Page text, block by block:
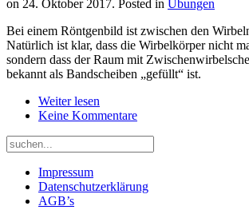
on 24. Oktober 2017. Posted in Übungen
Bei einem Röntgenbild ist zwischen den
Natürlich ist klar, dass die Wirbelkörper nicht
sondern dass der Raum mit
bekannt als Bandscheiben „gefüllt“ ist.
Weiter lesen
Keine Kommentare
Impressum
Datenschutzerklärung
AGB’s